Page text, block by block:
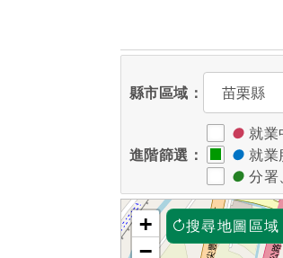
縣市區域：
選擇縣市
進階篩選：
● 就業
● 就業
● 分署
搜尋地圖區域
+
−